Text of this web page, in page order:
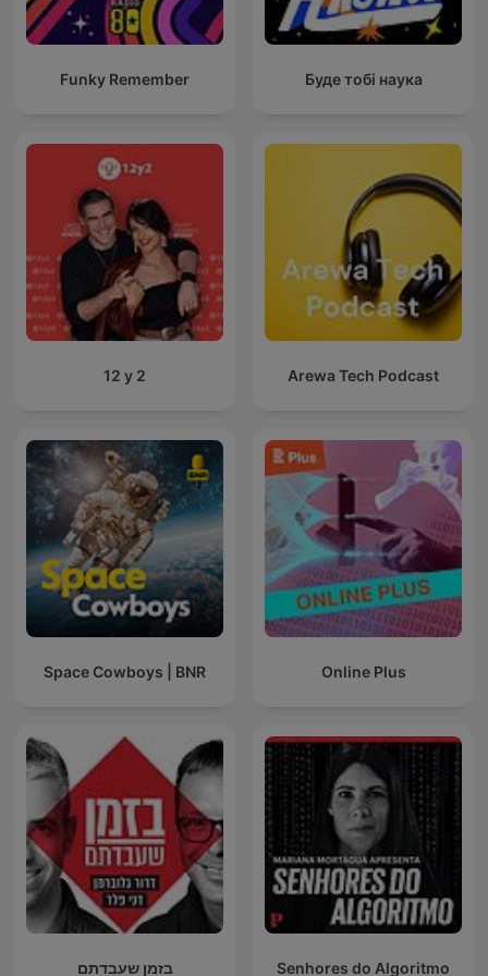
Funky Remember Буде тобі наука
12 y 2 Arewa Tech Podcast
Space Cowboys | BNR Online Plus
בזמן שעבדתם Senhores do Algoritmo